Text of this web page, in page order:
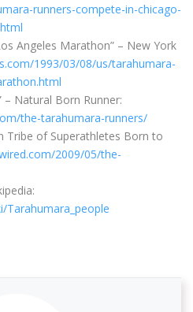
runners-compete-in-chicago-
Angeles Marathon” – New York
1993/03/08/us/tarahumara-
– Natural Born Runner:
the-tarahumara-runners/
Tribe of Superathletes Born to
2009/05/the-
Tarahumara_people